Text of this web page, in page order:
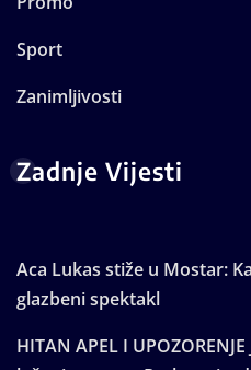
Sport
Zanimljivosti
Zadnje Vijesti
Aca Lukas stiže u Mostar:
glazbeni spektakl
HITAN APEL I